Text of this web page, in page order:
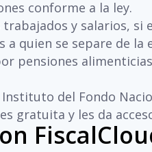
conforme a la ley.
y salarios,
a quien se separe de la
pensiones
del Fondo
gratuita y les da